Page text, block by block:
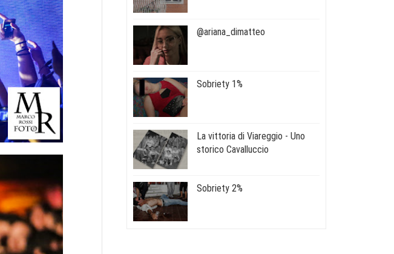
@ariana_dimatteo
Sobriety 1%
La vittoria di Viareggio - Uno
storico Cavalluccio
Sobriety 2%